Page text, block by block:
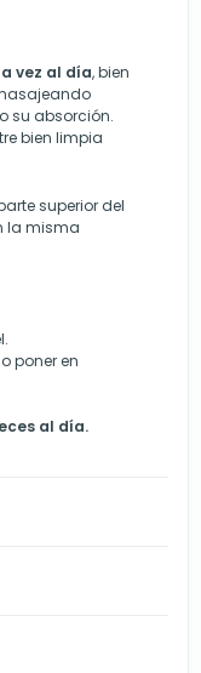
vez al día, bien
su absorción.
bien limpia
superior del
la misma
poner en
al día.